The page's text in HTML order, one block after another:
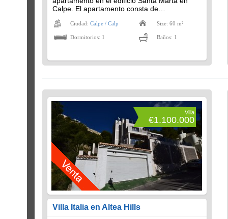
Calpe. El apartamento consta de…
Ciudad: Calpe / Calp Size: 60 m²
Dormitorios: 1 Baños: 1
Villa
€1.100.000
Villa Italia en Altea Hills